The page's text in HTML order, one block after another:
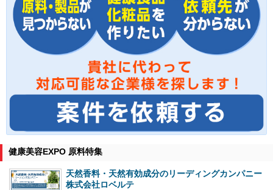
健康美容EXPO 原料特集
天然香料・天然有効成分のリーディングカンパニー
株式会社ロベルテ